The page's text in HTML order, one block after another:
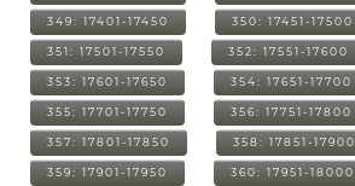
349: 17401-17450 350: 17451-17500
351: 17501-17550 352: 17551-17600
353: 17601-17650 354: 17651-17700
355: 17701-17750 356: 17751-17800
357: 17801-17850 358: 17851-17900
359: 17901-17950 360: 17951-18000